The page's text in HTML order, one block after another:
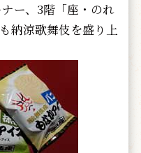
ー、3階「座・のれ
納涼歌舞伎を盛り上